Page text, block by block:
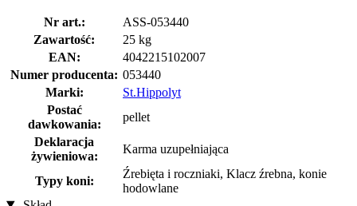
Nr art.:
ASS-053440
Zawartość:
25 kg
EAN:
4042215102007
Numer producenta: 053440
Marki:
St.Hippolyt
Postać
dawkowania:
pellet
Deklaracja
żywieniowa:
Karma uzupełniająca
Typy koni:
Źrebięta i roczniaki, Klacz źrebna, konie
hodowlane